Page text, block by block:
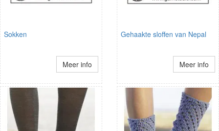
Sokken
Meer info
Gehaakte sloffen van Nepal
Meer info